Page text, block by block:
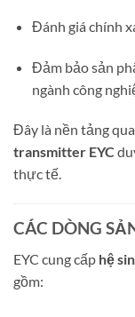
Đánh giá chính
Đảm bảo sản
ngành công
Đây là nền tảng
transmitter EYC
thực tế.
CÁC DÒNG
EYC cung cấp hệ
gồm: